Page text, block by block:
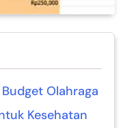
Olahraga
Kesehatan